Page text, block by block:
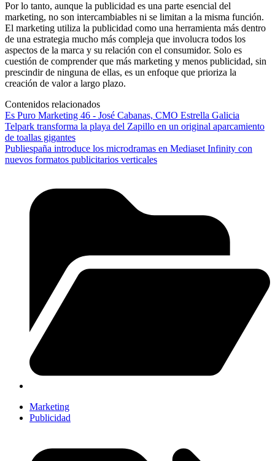
Por lo tanto, aunque la publicidad es una parte esencial del
marketing, no son intercambiables ni se limitan a la misma función.
El marketing utiliza la publicidad como una herramienta más dentro
de una estrategia mucho más compleja que involucra todos los
aspectos de la marca y su relación con el consumidor. Solo es
cuestión de comprender que más marketing y menos publicidad, sin
prescindir de ninguna de ellas, es un enfoque que prioriza la
creación de valor a largo plazo.
Contenidos relacionados
Es Puro Marketing 46 - José Cabanas, CMO Estrella Galicia
Telpark transforma la playa del Zapillo en un original aparcamiento
de toallas gigantes
Publiespaña introduce los microdramas en Mediaset Infinity con
nuevos formatos publicitarios verticales
Marketing
Publicidad